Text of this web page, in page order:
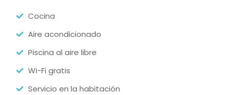
Cocina
Aire acondicionado
Piscina al aire libre
Wi-Fi gratis
Servicio en la habitación